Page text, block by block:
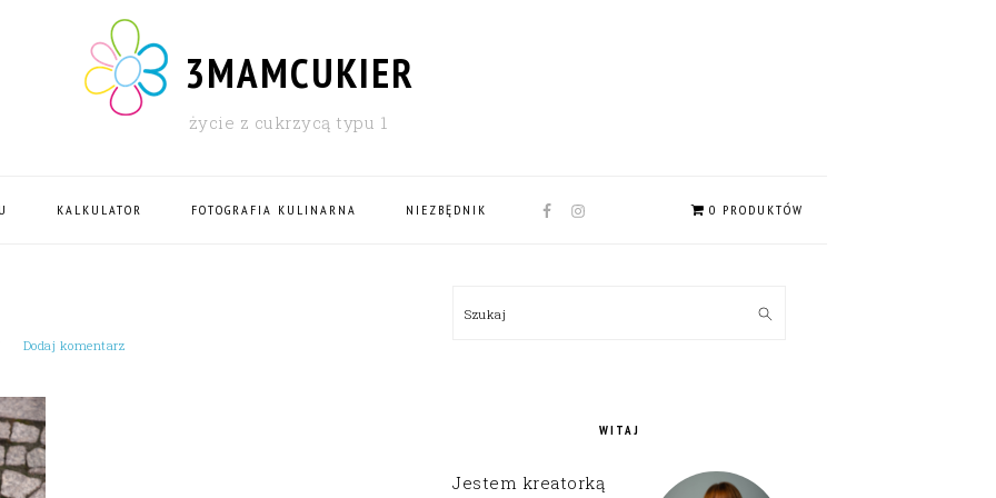
3MAMCUKIER
życie z cukrzycą typu 1
KALKULATOR FOTOGRAFIA KULINARNA NIEZBĘDNIK
NAV
0 PRODUKTÓW
Dodaj komentarz
SIDEBAR
Szukaj
WITAJ
Jestem kreatorką